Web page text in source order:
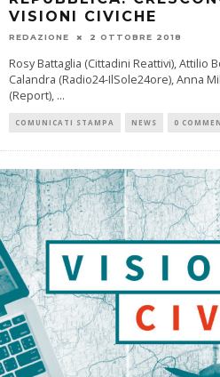
VISIONI CIVICHE
REDAZIONE 2 OTTOBRE 2018
Rosy Battaglia (Cittadini Reattivi), Attilio
Calandra (Radio24-IlSole24ore), Anna
(Report), ...
COMUNICATI STAMPA NEWS 0